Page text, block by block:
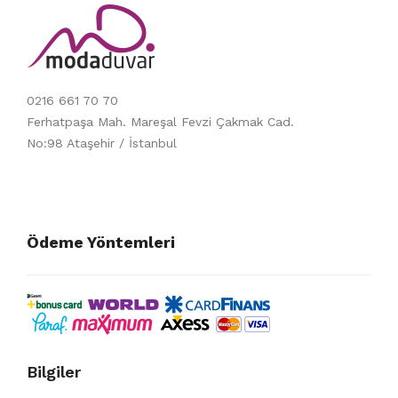
0216 661 70 70
Ferhatpaşa Mah. Mareşal Fevzi Çakmak Cad.
No:98 Ataşehir / İstanbul
Ödeme Yöntemleri
Bilgiler